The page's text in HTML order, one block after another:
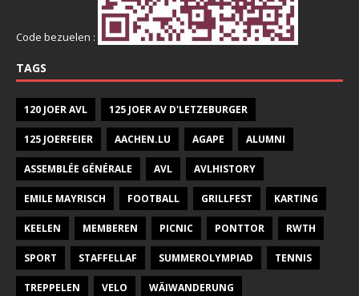
Code bezuelen :
TAGS
120 JOER AVL 125 JOER AV D'LETZEBURGER
125 JOERFEIER AACHEN.LU AGAPE ALUMNI
ASSEMBLÉE GÉNÉRALE AVL AVLHISTORY
EMILE MAYRISCH FOOTBALL GRILLFEST KARTING
KEELEN MEMBEREN PICNIC PONTTOR RWTH
SPORT STAFFELLAF SUMMEROLYMPIAD TENNIS
TREPPELEN VELO WÄIWANDERUNG